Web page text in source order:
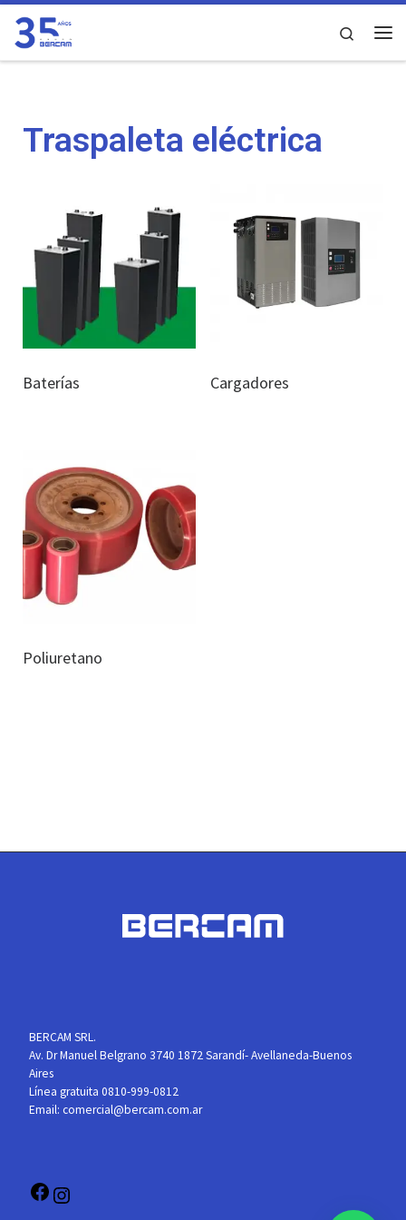
Saltar al contenido Search
Traspaleta eléctrica
Baterías Cargadores
Poliuretano
BERCAM SRL.
Av. Dr Manuel Belgrano 3740 1872 Sarandí- Avellaneda-Buenos
Aires
Línea gratuita 0810-999-0812
Email: comercial@bercam.com.ar